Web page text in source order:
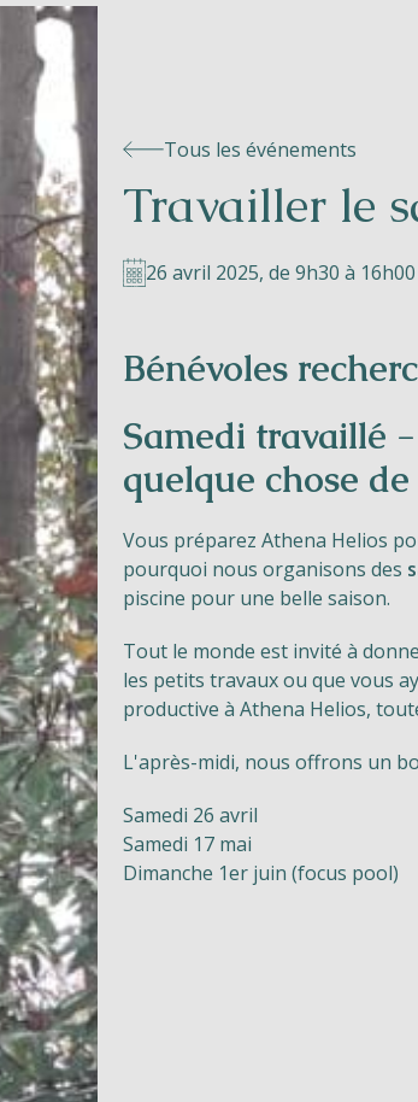
Tous les événements
Travailler le
26 avril 2025, de 9h30 à 16h00
Bénévoles
Samedi travaillé
quelque chose
Vous préparez Athena Helios
pourquoi nous organisons des
piscine pour une belle saison.
Tout le monde est invité à
les petits travaux ou que vous
productive à Athena Helios,
L'après-midi, nous offrons un
Samedi 26 avril
Samedi 17 mai
Dimanche 1er juin (focus pool)